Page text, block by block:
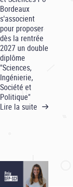
Bordeaux
s'associent
pour proposer
dès la rentrée
2027 un double
diplôme
"Sciences,
Ingénierie,
Société et
Politique"
Lire la suite